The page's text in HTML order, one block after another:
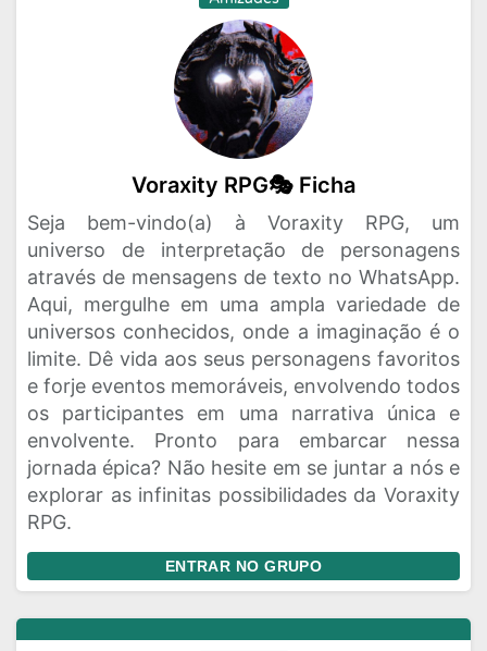
Voraxity RPG🎭 Ficha
Seja bem-vindo(a) à Voraxity RPG, um
universo de interpretação de personagens
através de mensagens de texto no WhatsApp.
Aqui, mergulhe em uma ampla variedade de
universos conhecidos, onde a imaginação é o
limite. Dê vida aos seus personagens favoritos
e forje eventos memoráveis, envolvendo todos
os participantes em uma narrativa única e
envolvente. Pronto para embarcar nessa
jornada épica? Não hesite em se juntar a nós e
explorar as infinitas possibilidades da Voraxity
RPG.
ENTRAR NO GRUPO